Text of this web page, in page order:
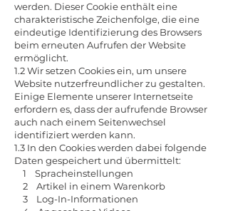
werden. Dieser Cookie enthält eine
charakteristische Zeichenfolge, die eine
eindeutige Identifizierung des Browsers
beim erneuten Aufrufen der Website
ermöglicht.
1.2 Wir setzen Cookies ein, um unsere
Website nutzerfreundlicher zu gestalten.
Einige Elemente unserer Internetseite
erfordern es, dass der aufrufende Browser
auch nach einem Seitenwechsel
identifiziert werden kann.
1.3 In den Cookies werden dabei folgende
Daten gespeichert und übermittelt:
1 Spracheinstellungen
2 Artikel in einem Warenkorb
3 Log-In-Informationen